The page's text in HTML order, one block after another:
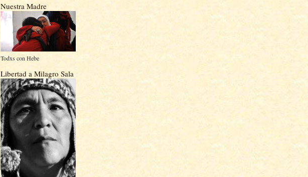
Nuestra Madre
Todxs con Hebe
Libertad a Milagro Sala